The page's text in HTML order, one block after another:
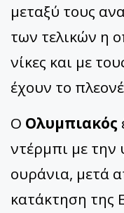
μεταξύ τους
των τελικών η
νίκες και με
έχουν το
Ο Ολυμπιακός
ντέρμπι με την
ουράνια, μετά
κατάκτηση της